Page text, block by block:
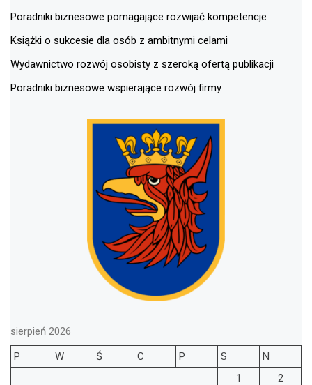
Poradniki biznesowe pomagające rozwijać kompetencje
Książki o sukcesie dla osób z ambitnymi celami
Wydawnictwo rozwój osobisty z szeroką ofertą publikacji
Poradniki biznesowe wspierające rozwój firmy
sierpień 2026
P
W Ś C P S
N
1
2